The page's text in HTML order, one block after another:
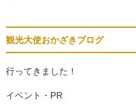
観光大使おかざきブログ
行ってきました！
イベント・PR